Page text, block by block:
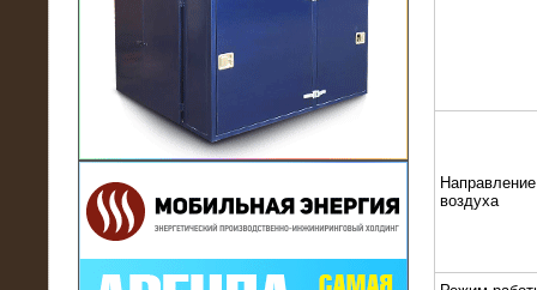
21.03.2017
Комплектная трансформаторная
подстанция 6 МВА (морское
исполнение, IP56)
воздуха